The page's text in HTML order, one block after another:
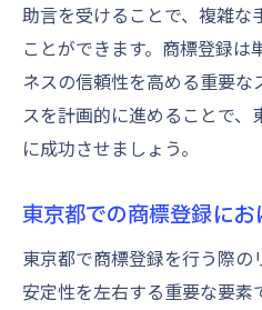
助言を受けることで、複雑な
ことができます。商標登録
ネスの信頼性を高める重要な
スを計画的に進めることで
に成功させましょう。
東京都での商標登録に
東京都で商標登録を行う際
安定性を左右する重要な要素